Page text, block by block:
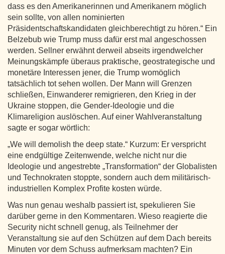
dass es den Amerikanerinnen und Amerikanern möglich
sein sollte, von allen nominierten
Präsidentschaftskandidaten gleichberechtigt zu hören.“ Ein
Belzebub wie Trump muss dafür erst mal angeschossen
werden. Sellner erwähnt derweil abseits irgendwelcher
Meinungskämpfe überaus praktische, geostrategische und
monetäre Interessen jener, die Trump womöglich
tatsächlich tot sehen wollen. Der Mann will Grenzen
schließen, Einwanderer remigrieren, den Krieg in der
Ukraine stoppen, die Gender-Ideologie und die
Klimareligion auslöschen. Auf einer Wahlveranstaltung
sagte er sogar wörtlich:
„We will demolish the deep state.“ Kurzum: Er verspricht
eine endgültige Zeitenwende, welche nicht nur die
Ideologie und angestrebte „Transformation“ der Globalisten
und Technokraten stoppte, sondern auch dem militärisch-
industriellen Komplex Profite kosten würde.
Was nun genau weshalb passiert ist, spekulieren Sie
darüber gerne in den Kommentaren. Wieso reagierte die
Security nicht schnell genug, als Teilnehmer der
Veranstaltung sie auf den Schützen auf dem Dach bereits
Minuten vor dem Schuss aufmerksam machten? Ein